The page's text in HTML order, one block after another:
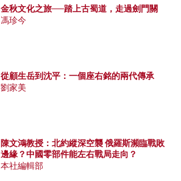
金秋文化之旅──踏上古蜀道，走過劍門關
馮珍今
從顧生岳到沈平：一個座右銘的兩代傳承
劉家美
陳文鴻教授：北約縱深空襲 俄羅斯瀕臨戰敗
邊緣？中國零部件能左右戰局走向？
本社編輯部